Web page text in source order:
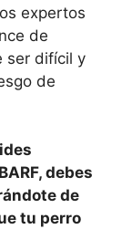
expertos
de
ser difícil y
de
debes
de
tu perro